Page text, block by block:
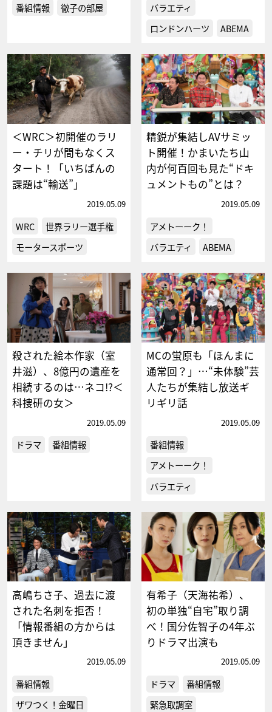
番組情報 徹子の部屋
バラエティ
ロンドンハーツ
ABEMA
＜WRC＞初開催のラリ
ー・チリが間もなくス
タート！「いちばんの
課題は“輸送”」
2019.05.09
WRC
世界ラリー選手権
モータースポーツ
精鋭が集結しAVサミッ
ト開催！かまいたち山
内が何百回も見た“ドキ
ュメントもの”とは？
2019.05.09
アメトーーク！
バラエティ
ABEMA
殺された絵本作家（室
井滋）、8億円の遺産を
相続するのは…ネコ!?＜
科捜研の女＞
2019.05.09
ドラマ 番組情報
MCの蛍原も「ほんまに
通常回？」…“未体験”芸
人たちが集結し放送ギ
リギリ話
2019.05.09
番組情報
アメトーーク！
バラエティ
高嶋ちさ子、過去に渡
された名刺を拒否！
「情報番組の方からは
頂きません」
2019.05.09
番組情報
ザワつく！金曜日
有希子（天海祐希）、
初の単独“自宅”取り調
べ！国分佐智子の4年ぶ
りドラマ出演も
2019.05.09
ドラマ
番組情報
緊急取調室